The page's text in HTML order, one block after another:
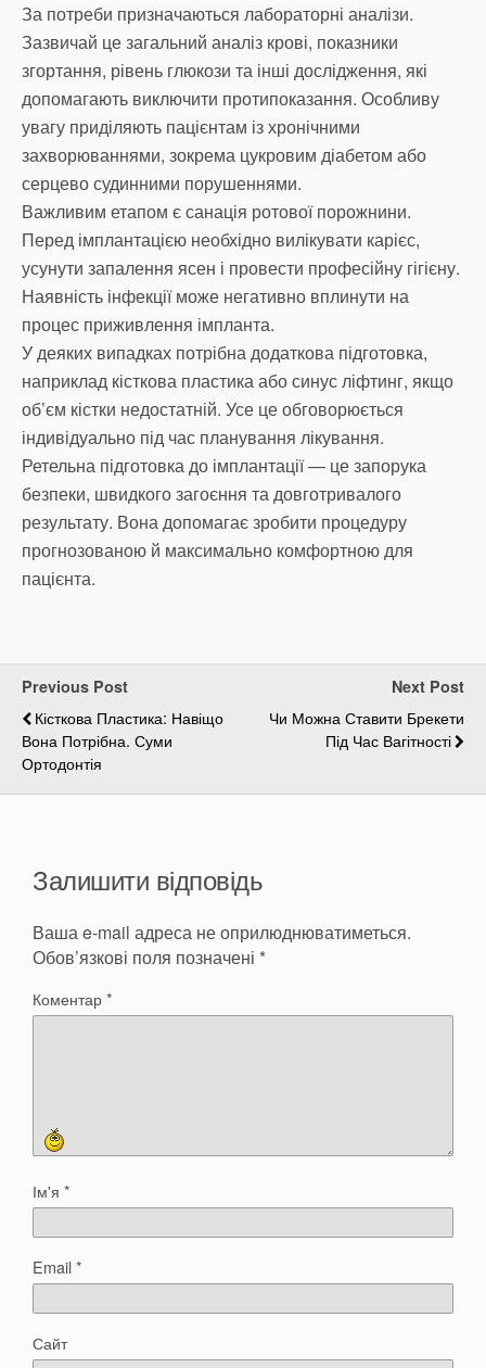
За потреби призначаються лабораторні аналізи.
Зазвичай це загальний аналіз крові, показники
згортання, рівень глюкози та інші дослідження, які
допомагають виключити протипоказання. Особливу
увагу приділяють пацієнтам із хронічними
захворюваннями, зокрема цукровим діабетом або
серцево судинними порушеннями.
Важливим етапом є санація ротової порожнини.
Перед імплантацією необхідно вилікувати карієс,
усунути запалення ясен і провести професійну гігієну.
Наявність інфекції може негативно вплинути на
процес приживлення імпланта.
У деяких випадках потрібна додаткова підготовка,
наприклад кісткова пластика або синус ліфтинг, якщо
об’єм кістки недостатній. Усе це обговорюється
індивідуально під час планування лікування.
Ретельна підготовка до імплантації — це запорука
безпеки, швидкого загоєння та довготривалого
результату. Вона допомагає зробити процедуру
прогнозованою й максимально комфортною для
пацієнта.
Previous Post
Кісткова Пластика: Навіщо
Вона Потрібна. Суми
Ортодонтія
Next Post
Чи Можна Ставити Брекети
Під Час Вагітності
Залишити відповідь
Ваша e-mail адреса не оприлюднюватиметься.
Обов’язкові поля позначені *
Коментар*
Ім'я *
Email*
Сайт